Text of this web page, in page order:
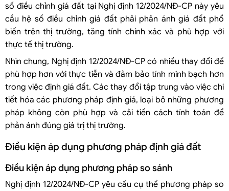
số điều chỉnh giá đất tại Nghị định 12/2024/NĐ-CP này yêu
cầu hệ số điều chỉnh giá đất phải phản ánh giá đất phổ
biến trên thị trường, tăng tính chính xác và phù hợp với
thực tế thị trường.
Nhìn chung, Nghị định 12/2024/NĐ-CP có nhiều thay đổi để
phù hợp hơn với thực tiễn và đảm bảo tính minh bạch hơn
trong việc định giá đất. Các thay đổi tập trung vào việc chi
tiết hóa các phương pháp định giá, loại bỏ những phương
pháp không còn phù hợp và cải tiến cách tính toán để
phản ánh đúng giá trị thị trường.
Điều kiện áp dụng phương pháp định giá đất
Điều kiện áp dụng phương pháp so sánh
Nghị định 12/2024/NĐ-CP yêu cầu cụ thể phương pháp so